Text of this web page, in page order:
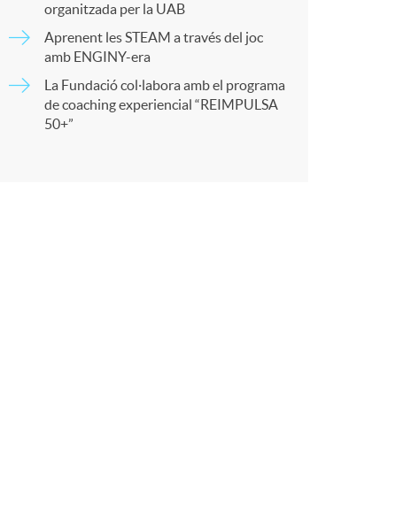
organitzada per la UAB
Aprenent les STEAM a través del joc
amb ENGINY-era
La Fundació col·labora amb el programa
de coaching experiencial “REIMPULSA
50+”